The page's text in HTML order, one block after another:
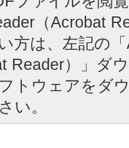
（Acrobat
方は、左記の
Reader）」ダ
トウェアをダ
い。